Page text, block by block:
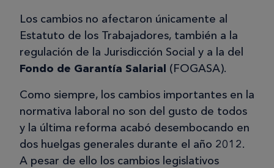
Los cambios no afectaron únicamente al
Estatuto de los Trabajadores, también a la
regulación de la Jurisdicción Social y a la del
Fondo de Garantía Salarial (FOGASA).
Como siempre, los cambios importantes en la
normativa laboral no son del gusto de todos
y la última reforma acabó desembocando en
dos huelgas generales durante el año 2012.
A pesar de ello los cambios legislativos